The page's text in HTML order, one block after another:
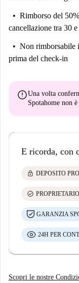
Rimborso del
cancellazione tra 30
Non rimborsabile
prima del check-in
errorUna volta
Spotahome non
E ricorda, con
lock DEPOSITO
check_circle
GARANZIA
24H PER
Scopri le nostre